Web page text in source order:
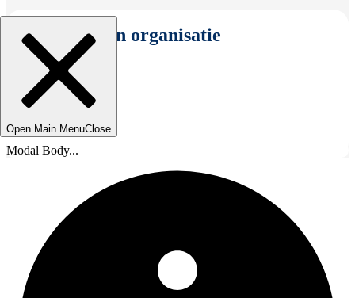
Selecteer een organisatie
Open Main MenuClose
Modal Body...